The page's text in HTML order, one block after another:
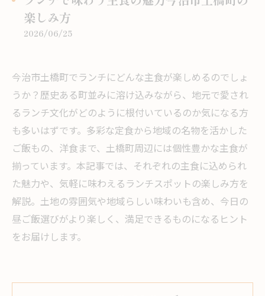
楽しみ方
2026/06/25
今治市土橋町でランチにどんな主食が楽しめるのでしょ
うか？歴史ある町並みに溶け込みながら、地元で愛され
るランチ文化がどのように根付いているのか気になる方
も多いはずです。多彩な定食から地域の名物を活かした
ご飯もの、洋食まで、土橋町周辺には個性豊かな主食が
揃っています。本記事では、それぞれの主食に込められ
た魅力や、気軽に味わえるランチスポットの楽しみ方を
解説。土地の雰囲気や地域らしい味わいも含め、今日の
昼ご飯選びがより楽しく、満足できるものになるヒント
をお届けします。